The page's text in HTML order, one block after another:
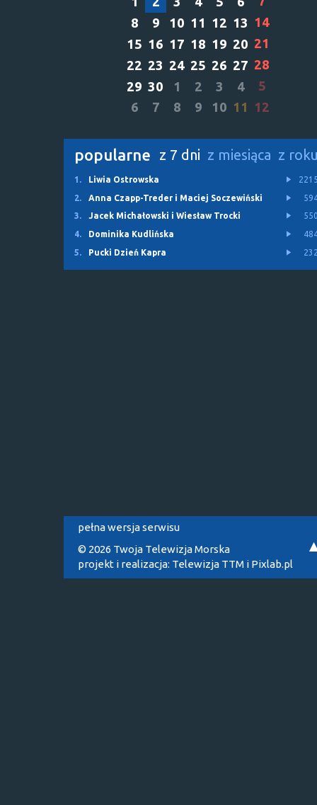
8
9 10 11 12 13 14
15 16 17 18 19 20 21
22 23 24 25 26 27 28
29 30 1 2 3 4
5
6
7 8 9 10 11 12
popularne z 7 dni z miesiąca z
1. Liwia Ostrowska
2.
Anna Czapp-Treder i Maciej Soczewiński
3.
Jacek Michałowski i Wiesław Trocki
4.
Dominika Kudlińska
5.
Pucki Dzień Kapra
pełna wersja serwisu
© 2026 Twoja Telewizja Morska
projekt i realizacja: Telewizja TTM i Pixlab.pl